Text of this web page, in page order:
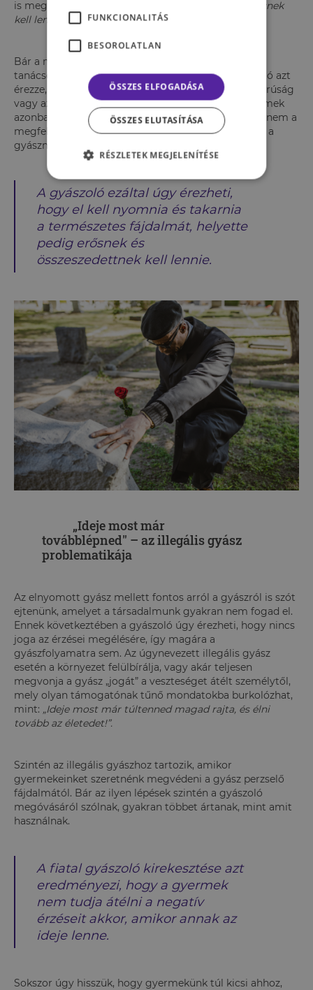
is megnyilvánulhat, mint például:
„Neked most erősnek
kell lenned, a gyermekeidnek szükségük van rád!”.
Bár a mondat elsőre helyénvalónak tűnik, az ilyen
tanácsokkal könnyen azt érhetjük el, hogy a gyászoló azt
érezze, nincs itt a megfelelő idő a feldúltság, szomorúság
vagy az abszolút üresség megélésére. Ezek az érzelmek
azonban a gyász természetes reakciói, melyeket ha nem a
megfelelő időben élünk át, megnehezítik és eltolják a
gyászmunkát.
A gyászoló ezáltal úgy érezheti,
hogy el kell nyomnia és takarnia
a természetes fájdalmát, helyette
pedig erősnek és
összeszedettnek kell lennie.
„Ideje most már
továbblépned" – az illegális gyász
problematikája
Az elnyomott gyász mellett fontos arról a gyászról is szót
ejtenünk, amelyet a társadalmunk gyakran nem fogad el.
Ennek következtében a gyászoló úgy érezheti, hogy nincs
joga az érzései megélésére, így magára a
gyászfolyamatra sem. Az úgynevezett illegális gyász
esetén a környezet felülbírálja, vagy akár teljesen
megvonja a gyász „jogát” a veszteséget átélt személytől,
mely olyan támogatónak tűnő mondatokba burkolózhat,
mint: „Ideje most már túltenned magad rajta, és élni
tovább az életedet!”.
Szintén az illegális gyászhoz tartozik, amikor
gyermekeinket szeretnénk megvédeni a gyász perzselő
fájdalmától. Bár az ilyen lépések szintén a gyászoló
megóvásáról szólnak, gyakran többet ártanak, mint amit
használnak.
A fiatal gyászoló kirekesztése azt
eredményezi, hogy a gyermek
nem tudja átélni a negatív
érzéseit akkor, amikor annak az
ideje lenne.
Sokszor úgy hisszük, hogy gyermekünk túl kicsi ahhoz,
FUNKCIONALITÁS
BESOROLATLAN
ÖSSZES ELFOGADÁSA
ÖSSZES ELUTASÍTÁSA
RÉSZLETEK MEGJELENÍTÉSE